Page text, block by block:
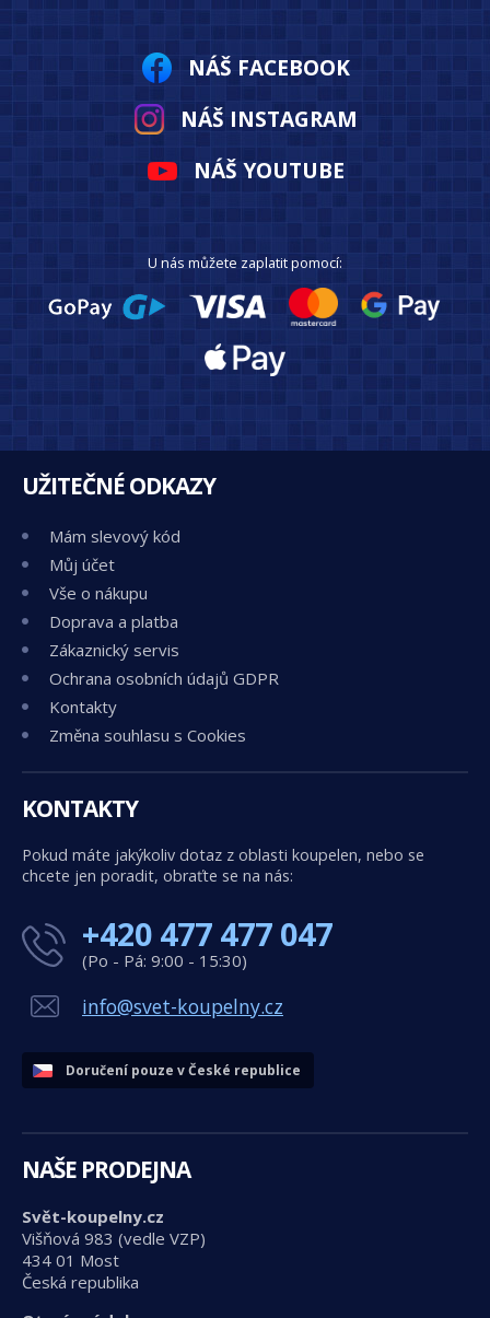
NÁŠ FACEBOOK
NÁŠ INSTAGRAM
NÁŠ YOUTUBE
U nás můžete zaplatit pomocí:
UŽITEČNÉ ODKAZY
Mám slevový kód
Můj účet
Vše o nákupu
Doprava a platba
Zákaznický servis
Ochrana osobních údajů GDPR
Kontakty
Změna souhlasu s Cookies
KONTAKTY
Pokud máte jakýkoliv dotaz z oblasti koupelen, nebo se
chcete jen poradit, obraťte se na nás:
+420 477 477 047
(Po - Pá: 9:00 - 15:30)
info@svet-koupelny.cz
Doručení pouze v České republice
NAŠE PRODEJNA
Svět-koupelny.cz
Višňová 983 (vedle VZP)
434 01 Most
Česká republika